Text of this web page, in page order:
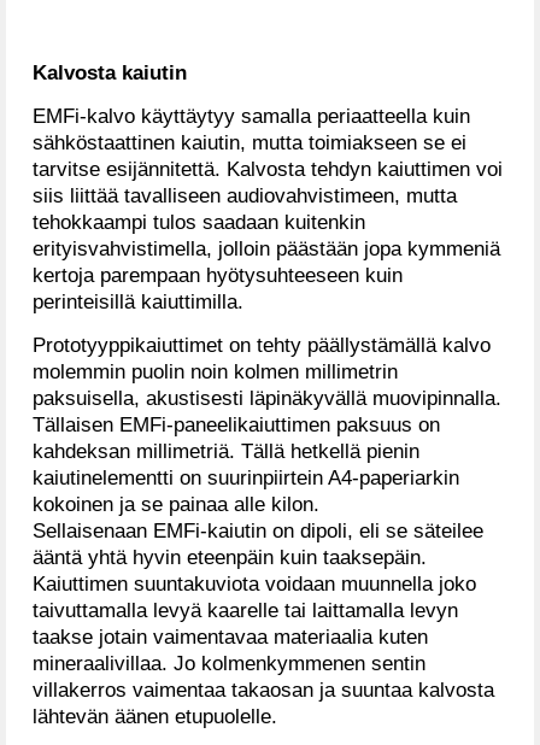
Kalvosta kaiutin
EMFi-kalvo käyttäytyy samalla periaatteella kuin
sähköstaattinen kaiutin, mutta toimiakseen se ei
tarvitse esijännitettä. Kalvosta tehdyn kaiuttimen voi
siis liittää tavalliseen audiovahvistimeen, mutta
tehokkaampi tulos saadaan kuitenkin
erityisvahvistimella, jolloin päästään jopa kymmeniä
kertoja parempaan hyötysuhteeseen kuin
perinteisillä kaiuttimilla.
Prototyyppikaiuttimet on tehty päällystämällä kalvo
molemmin puolin noin kolmen millimetrin
paksuisella, akustisesti läpinäkyvällä muovipinnalla.
Tällaisen EMFi-paneelikaiuttimen paksuus on
kahdeksan millimetriä. Tällä hetkellä pienin
kaiutinelementti on suurinpiirtein A4-paperiarkin
kokoinen ja se painaa alle kilon.
Sellaisenaan EMFi-kaiutin on dipoli, eli se säteilee
ääntä yhtä hyvin eteenpäin kuin taaksepäin.
Kaiuttimen suuntakuviota voidaan muunnella joko
taivuttamalla levyä kaarelle tai laittamalla levyn
taakse jotain vaimentavaa materiaalia kuten
mineraalivillaa. Jo kolmenkymmenen sentin
villakerros vaimentaa takaosan ja suuntaa kalvosta
lähtevän äänen etupuolelle.